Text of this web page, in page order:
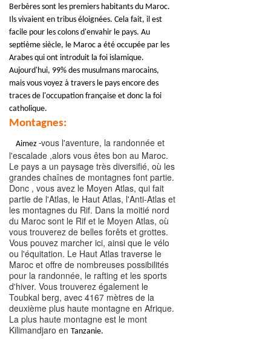
Berbères sont les premiers habitants du Maroc.
Ils vivaient en tribus éloignées. Cela fait, il est
facile pour les colons d'envahir le pays. Au
septième siècle, le Maroc a été occupée par les
Arabes qui ont introduit la foi islamique.
Aujourd'hui, 99% des musulmans marocains,
mais vous voyez à travers le pays encore des
traces de l'occupation française et donc la foi
catholique.
Montagnes:
Aimez -vous l'aventure, la randonnée et
l'escalade ,alors vous êtes bon au Maroc.
Le pays a un paysage très diversifié, où les
grandes chaînes de montagnes font partie.
Donc , vous avez le Moyen Atlas, qui fait
partie de l'Atlas, le Haut Atlas, l'Anti-Atlas et
les montagnes du Rif. Dans la moitié nord
du Maroc sont le Rif et le Moyen Atlas, où
vous trouverez de belles forêts et grottes.
Vous pouvez marcher ici, ainsi que le vélo
ou l'équitation. Le Haut Atlas traverse le
Maroc et offre de nombreuses possibilités
pour la randonnée, le rafting et les sports
d'hiver. Vous trouverez également le
Toubkal berg, avec 4167 mètres de la
deuxième plus haute montagne en Afrique.
La plus haute montagne est le mont
Kilimandjaro en Tanzanie.